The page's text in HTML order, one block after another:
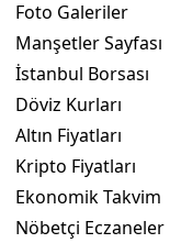
Foto Galeriler
Manşetler Sayfası
İstanbul Borsası
Döviz Kurları
Altın Fiyatları
Kripto Fiyatları
Ekonomik Takvim
Nöbetçi Eczaneler